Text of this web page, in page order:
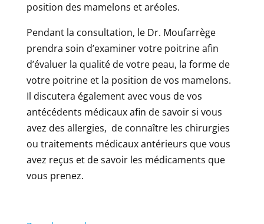
position des mamelons et aréoles.
Pendant la consultation, le Dr. Moufarrège
prendra soin d’examiner votre poitrine afin
d’évaluer la qualité de votre peau, la forme de
votre poitrine et la position de vos mamelons.
Il discutera également avec vous de vos
antécédents médicaux afin de savoir si vous
avez des allergies, de connaître les chirurgies
ou traitements médicaux antérieurs que vous
avez reçus et de savoir les médicaments que
vous prenez.